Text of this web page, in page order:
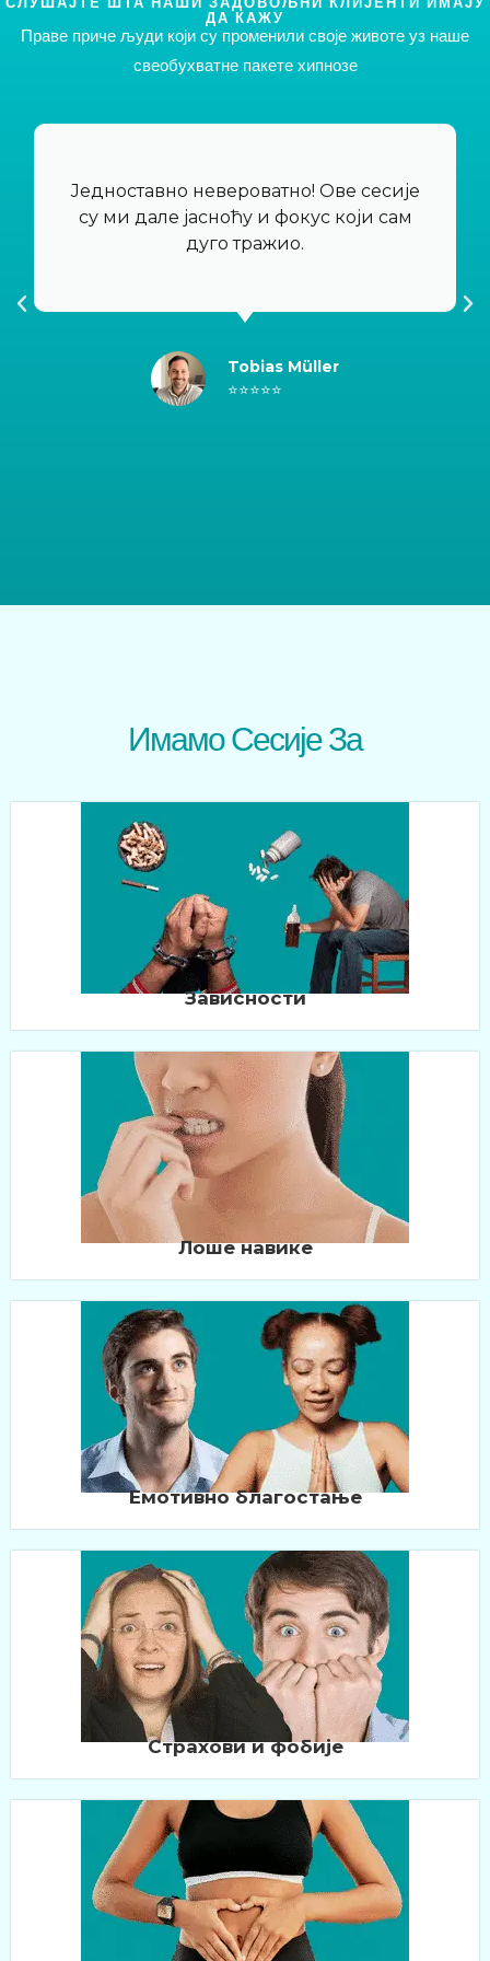
Укупно 6 фајлова
Тако је! Добићете шест различитих датотека
преференције, а све по невероватно
конкурентној цени од 37 евра.
ДА КАЖУ
Праве приче људи који су променили своје животе уз наше
свеобухватне пакете хипнозе
Једноставно невероватно! Ове сесије
су ми дале јасноћу и фокус који сам
дуго тражио.
Tobias Müller
⭐⭐⭐⭐⭐
Имамо Сесије За
Зависности
Лоше навике
Емотивно благостање
Страхови и фобије